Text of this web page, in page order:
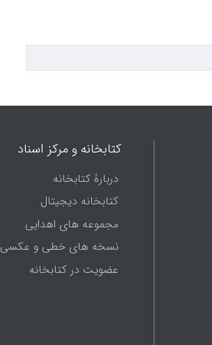
کتابخانه و مرکز اسناد
دربارۀ کتابخانه
کتابخانه دیجیتال
مجموعه های اهدایی
نسخه های خطی و عکسی
عضویت در کتابخانه